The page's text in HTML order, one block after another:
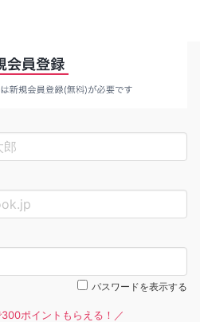
パスワードを表示する
ポイントもらえる！／